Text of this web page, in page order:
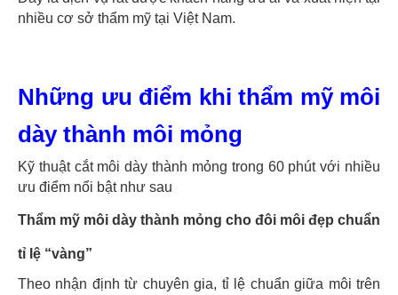
nhiều cơ sở thẩm mỹ tại Việt Nam.
Những ưu điểm khi thẩm mỹ môi
dày thành môi mỏng
Kỹ thuật cắt môi dày thành mỏng trong 60 phút với nhiều
ưu điểm nổi bật như sau
Thẩm mỹ môi dày thành mỏng cho đôi môi đẹp chuẩn
tỉ lệ “vàng”
Theo nhận định từ chuyên gia, tỉ lệ chuẩn giữa môi trên